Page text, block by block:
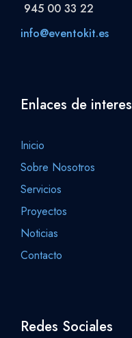
945 00 33 22
info@eventokit.es
Enlaces de interes
Inicio
Sobre Nosotros
Servicios
Proyectos
Noticias
Contacto
Redes Sociales